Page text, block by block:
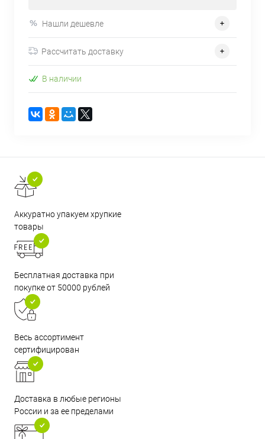
Нашли дешевле
Рассчитать доставку
В наличии
Аккуратно упакуем хрупкие
товары
Бесплатная доставка при
покупке от 50000 рублей
Весь ассортимент
сертифицирован
Доставка в любые регионы
России и за ее пределами